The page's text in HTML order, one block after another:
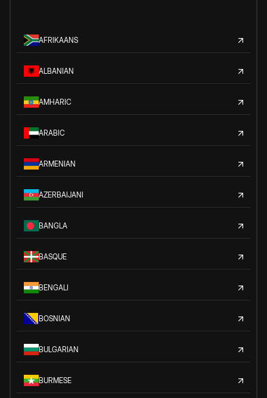
AFRIKAANS
ALBANIAN
AMHARIC
ARABIC
ARMENIAN
AZERBAIJANI
BANGLA
BASQUE
BENGALI
BOSNIAN
BULGARIAN
BURMESE